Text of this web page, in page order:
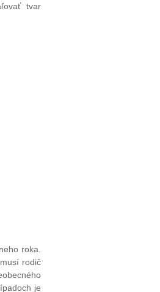
tvar
roka.
rodič
je